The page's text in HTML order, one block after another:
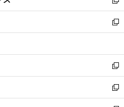
開
く
ウ
で
開
ン
ド
ウ
開
く
ウ
ィ
ン
ウ
で
開
く
新
し
い
ウ
ン
ド
ウ
で
開
新
し
ウ
ィ
ン
ド
ウ
新
し
い
ウ
新
し